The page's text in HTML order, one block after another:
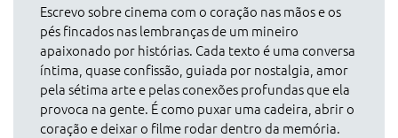
Escrevo sobre cinema com o coração nas mãos e os
pés fincados nas lembranças de um mineiro
apaixonado por histórias. Cada texto é uma conversa
íntima, quase confissão, guiada por nostalgia, amor
pela sétima arte e pelas conexões profundas que ela
provoca na gente. É como puxar uma cadeira, abrir o
coração e deixar o filme rodar dentro da memória.